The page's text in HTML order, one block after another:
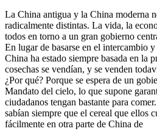
La China antigua y la China moderna
radicalmente distintas. La vida, la
todos en torno a un gran gobierno
En lugar de basarse en el intercambio
China ha estado siempre basada en la
cosechas se vendían, y se venden
¿Por qué? Porque se espera de un
Mandato del cielo, lo que supone
ciudadanos tengan bastante para
sabían siempre que el cereal que ellos
fácilmente en otra parte de China de